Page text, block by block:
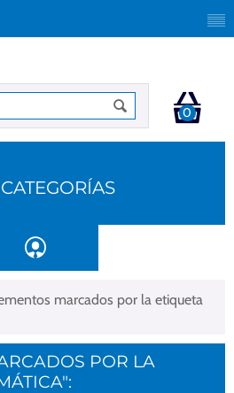
0
CATEGORÍAS
marcados por la etiqueta
POR LA